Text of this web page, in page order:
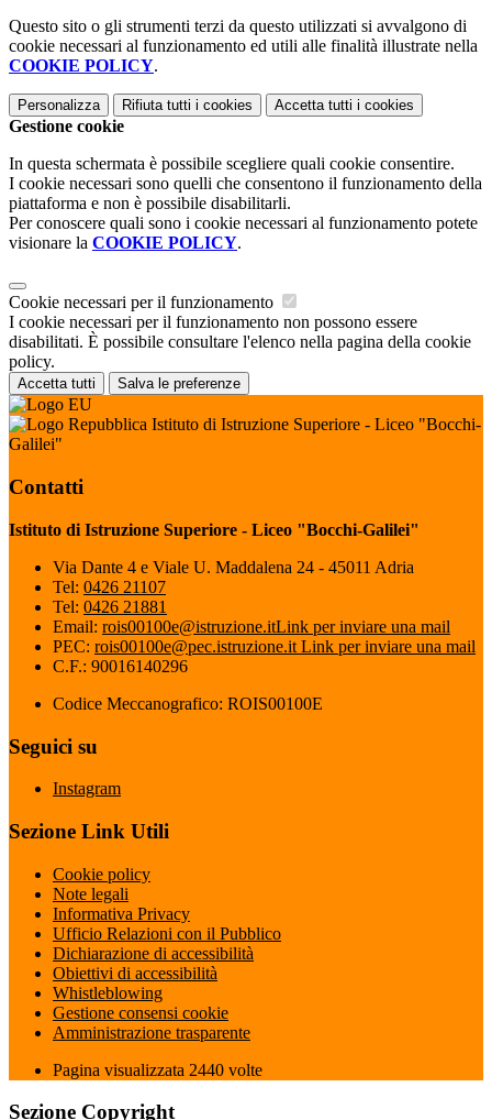
Questo sito o gli strumenti terzi da questo utilizzati si avvalgono di
cookie necessari al funzionamento ed utili alle finalità illustrate nella
COOKIE POLICY.
Personalizza Rifiuta tutti i cookies Accetta tutti i cookies
Gestione cookie
In questa schermata è possibile scegliere quali cookie consentire.
I cookie necessari sono quelli che consentono il funzionamento della
piattaforma e non è possibile disabilitarli.
Per conoscere quali sono i cookie necessari al funzionamento potete
visionare la COOKIE POLICY.
Cookie necessari per il funzionamento
I cookie necessari per il funzionamento non possono essere
disabilitati. È possibile consultare l'elenco nella pagina della cookie
policy.
Accetta tutti Salva le preferenze
Istituto di Istruzione Superiore - Liceo "Bocchi-
Galilei"
Contatti
Istituto di Istruzione Superiore - Liceo "Bocchi-Galilei"
Via Dante 4 e Viale U. Maddalena 24 - 45011 Adria
Tel: 0426 21107
Tel: 0426 21881
Email: rois00100e@istruzione.itLink per inviare una mail
PEC: rois00100e@pec.istruzione.it Link per inviare una mail
C.F.: 90016140296
Codice Meccanografico: ROIS00100E
Seguici su
Instagram
Sezione Link Utili
Cookie policy
Note legali
Informativa Privacy
Ufficio Relazioni con il Pubblico
Dichiarazione di accessibilità
Obiettivi di accessibilità
Whistleblowing
Gestione consensi cookie
Amministrazione trasparente
Pagina visualizzata 2440 volte
Sezione Copyright